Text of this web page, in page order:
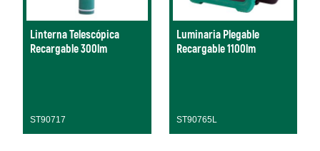
Linterna Telescópica
Recargable 300lm
ST90717
Luminaria Plegable
Recargable 1100lm
ST90765L